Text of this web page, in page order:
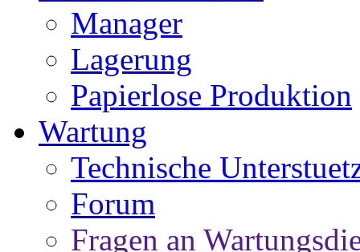
Manager
Lagerung
Papierlose Produktion
Wartung
Technische
Forum
Fragen an